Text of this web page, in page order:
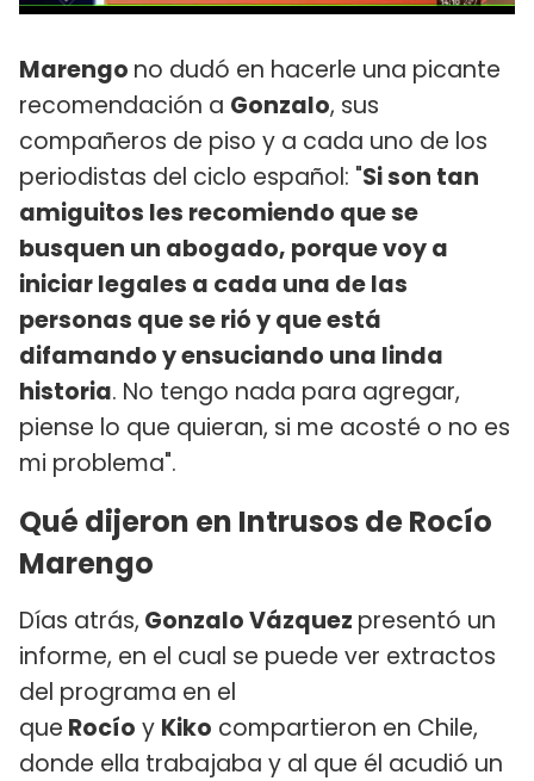
Marengo no dudó en hacerle una picante
recomendación a Gonzalo, sus
compañeros de piso y a cada uno de los
periodistas del ciclo español: "Si son tan
amiguitos les recomiendo que se
busquen un abogado, porque voy a
iniciar legales a cada una de las
personas que se rió y que está
difamando y ensuciando una linda
historia. No tengo nada para agregar,
piense lo que quieran, si me acosté o no es
mi problema".
Qué dijeron en Intrusos de Rocío
Marengo
Días atrás, Gonzalo Vázquez presentó un
informe, en el cual se puede ver extractos
del programa en el
que Rocío y Kiko compartieron en Chile,
donde ella trabajaba y al que él acudió un